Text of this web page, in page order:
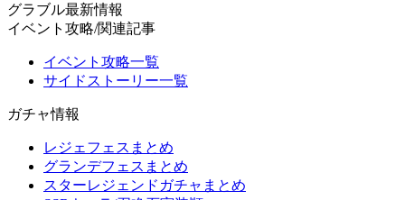
グラブル最新情報
イベント攻略/関連記事
イベント攻略一覧
サイドストーリー一覧
ガチャ情報
レジェフェスまとめ
グランデフェスまとめ
スターレジェンドガチャまとめ